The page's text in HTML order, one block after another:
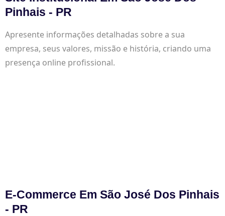
Pinhais - PR
Apresente informações detalhadas sobre a sua
empresa, seus valores, missão e história, criando uma
presença online profissional.
E-Commerce Em São José Dos Pinhais
- PR